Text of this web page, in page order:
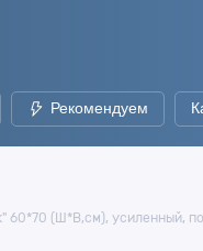
Рекомендуем
60*70 (Ш*В,см), усиленный,